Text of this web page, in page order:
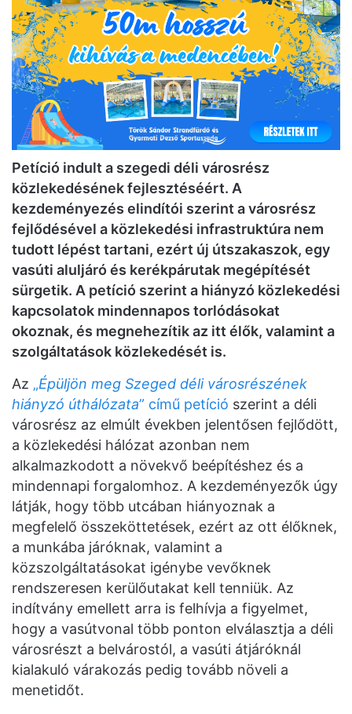
Petíció indult a szegedi déli városrész
közlekedésének fejlesztéséért. A
kezdeményezés elindítói szerint a városrész
fejlődésével a közlekedési infrastruktúra nem
tudott lépést tartani, ezért új útszakaszok, egy
vasúti aluljáró és kerékpárutak megépítését
sürgetik. A petíció szerint a hiányzó közlekedési
kapcsolatok mindennapos torlódásokat
okoznak, és megnehezítik az itt élők, valamint a
szolgáltatások közlekedését is.
Az „Épüljön meg Szeged déli városrészének
hiányzó úthálózata” című petíció szerint a déli
városrész az elmúlt években jelentősen fejlődött,
a közlekedési hálózat azonban nem
alkalmazkodott a növekvő beépítéshez és a
mindennapi forgalomhoz. A kezdeményezők úgy
látják, hogy több utcában hiányoznak a
megfelelő összeköttetések, ezért az ott élőknek,
a munkába járóknak, valamint a
közszolgáltatásokat igénybe vevőknek
rendszeresen kerülőutakat kell tenniük. Az
indítvány emellett arra is felhívja a figyelmet,
hogy a vasútvonal több ponton elválasztja a déli
városrészt a belvárostól, a vasúti átjáróknál
kialakuló várakozás pedig tovább növeli a
menetidőt.